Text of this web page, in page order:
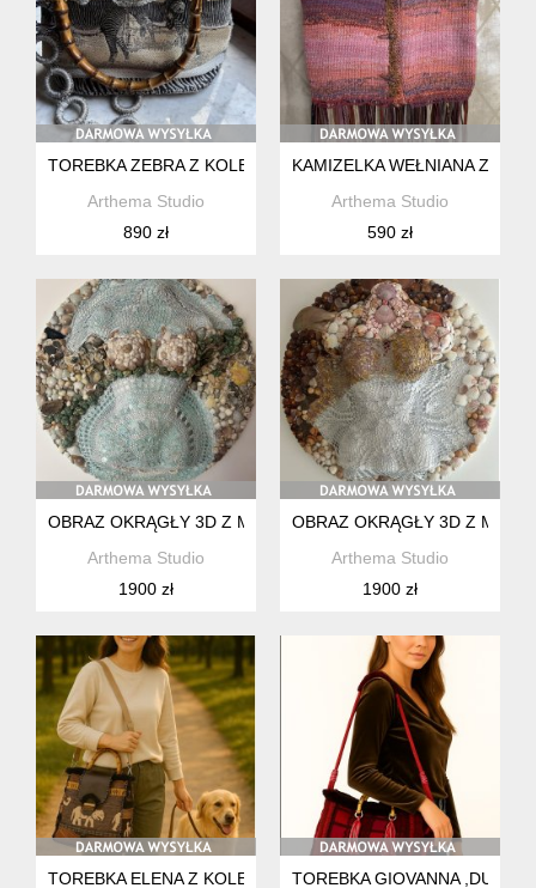
TOREBKA ZEBRA Z KOLEKCJI ZAMBEZI
Arthema Studio
890 zł
KAMIZELKA WEŁNIANA Z
Arthema Studio
590 zł
OBRAZ OKRĄGŁY 3D Z MUSZLAMI
Arthema Studio
1900 zł
OBRAZ OKRĄGŁY 3D Z
Arthema Studio
1900 zł
TOREBKA ELENA Z KOLEKCJI ZAMBEZITOREBKA GIOVANNA ,DUŻA